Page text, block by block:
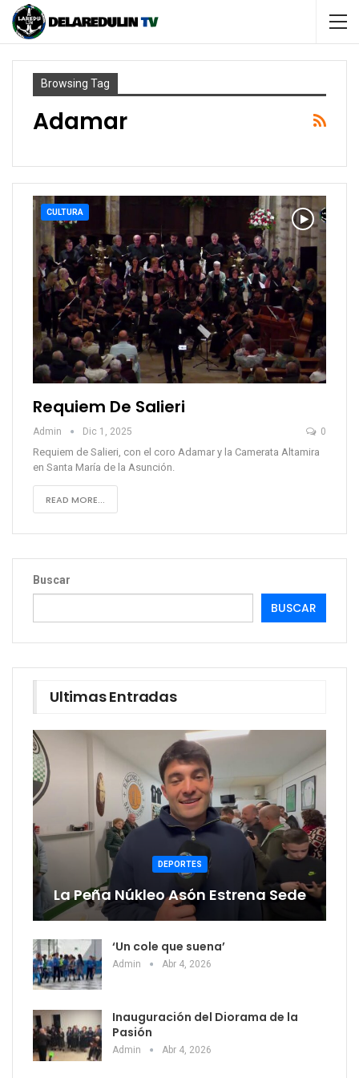
Browsing Tag
Adamar
CULTURA
Requiem De Salieri
Admin Dic 1, 2025 0
Requiem de Salieri, con el coro Adamar y la Camerata Altamira
en Santa María de la Asunción.
READ MORE...
Buscar
BUSCAR
Ultimas Entradas
DEPORTES
La Peña Núkleo Asón Estrena Sede
‘Un cole que suena’
Admin Abr 4, 2026
Inauguración del Diorama de la
Pasión
Admin Abr 4, 2026